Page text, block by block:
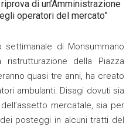
di un’Amministrazione
operatori del mercato”
di Monsummano
della Piazza
quasi tre anni, ha creato
ambulanti. Disagi dovuti sia
mercatale, sia per
posteggi in alcuni tratti del